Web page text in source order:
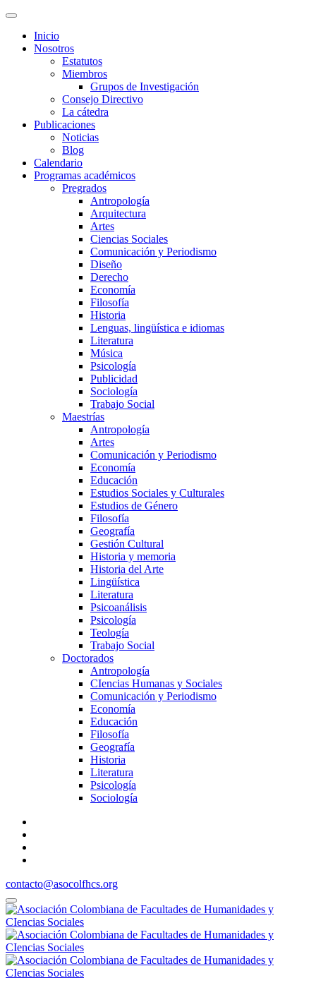
Inicio
Nosotros
Estatutos
Miembros
Grupos de Investigación
Consejo Directivo
La cátedra
Publicaciones
Noticias
Blog
Calendario
Programas académicos
Pregrados
Antropología
Arquitectura
Artes
Ciencias Sociales
Comunicación y Periodismo
Diseño
Derecho
Economía
Filosofía
Historia
Lenguas, lingüística e idiomas
Literatura
Música
Psicología
Publicidad
Sociología
Trabajo Social
Maestrías
Antropología
Artes
Comunicación y Periodismo
Economía
Educación
Estudios Sociales y Culturales
Estudios de Género
Filosofía
Geografía
Gestión Cultural
Historia y memoria
Historia del Arte
Lingüística
Literatura
Psicoanálisis
Psicología
Teología
Trabajo Social
Doctorados
Antropología
CIencias Humanas y Sociales
Comunicación y Periodismo
Economía
Educación
Filosofía
Geografía
Historia
Literatura
Psicología
Sociología
contacto@asocolfhcs.org